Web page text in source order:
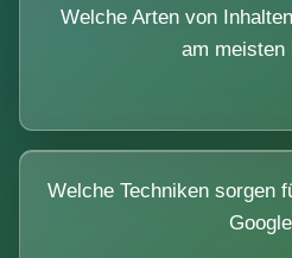
Welche Arten von
am meisten
Welche Techniken sorgen